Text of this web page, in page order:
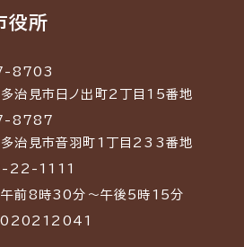
役所
8703
多治見市日ノ出町2丁目15番地
8787
多治見市音羽町1丁目233番地
22-1111
前8時30分～午後5時15分